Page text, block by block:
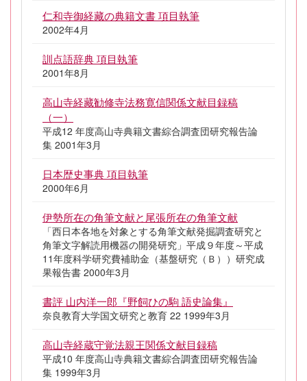
仁和寺御経藏の典籍文書 項目執筆
2002年4月
訓点語辞典 項目執筆
2001年8月
高山寺経藏勧修寺法務寛信関係文献目録稿
（一）
平成12 年度高山寺典籍文書綜合調査団研究報告論
集 2001年3月
日本歴史事典 項目執筆
2000年6月
伊勢所在の角筆文献と尾張所在の角筆文献
「西日本各地を対象とする角筆文献発掘調査研究と
角筆文字解読用機器の開発研究」平成９年度～平成
11年度科学研究費補助金（基盤研究（Ｂ））研究成
果報告書 2000年3月
書評 山内洋一郎『野飼ひの駒 語史論集』
奈良教育大学国文研究と教育 22 1999年3月
高山寺経蔵守覚法親王関係文献目録稿
平成10 年度高山寺典籍文書綜合調査団研究報告論
集 1999年3月